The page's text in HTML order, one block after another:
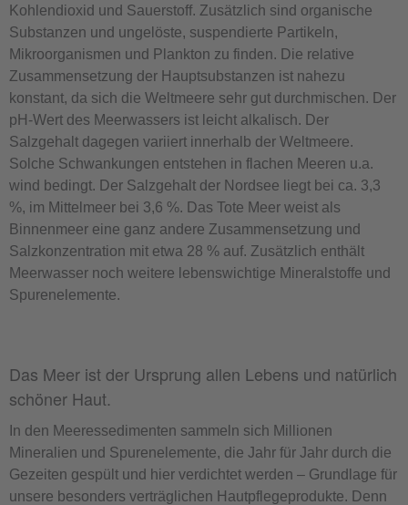
Kohlendioxid und Sauerstoff. Zusätzlich sind organische
Substanzen und ungelöste, suspendierte Partikeln,
Mikroorganismen und Plankton zu finden. Die relative
Zusammensetzung der Hauptsubstanzen ist nahezu
konstant, da sich die Weltmeere sehr gut durchmischen. Der
pH-Wert des Meerwassers ist leicht alkalisch. Der
Salzgehalt dagegen variiert innerhalb der Weltmeere.
Solche Schwankungen entstehen in flachen Meeren u.a.
wind bedingt. Der Salzgehalt der Nordsee liegt bei ca. 3,3
%, im Mittelmeer bei 3,6 %. Das Tote Meer weist als
Binnenmeer eine ganz andere Zusammensetzung und
Salzkonzentration mit etwa 28 % auf. Zusätzlich enthält
Meerwasser noch weitere lebenswichtige Mineralstoffe und
Spurenelemente.
Das Meer ist der Ursprung allen Lebens und natürlich
schöner Haut.
In den Meeressedimenten sammeln sich Millionen
Mineralien und Spurenelemente, die Jahr für Jahr durch die
Gezeiten gespült und hier verdichtet werden – Grundlage für
unsere besonders verträglichen Hautpflegeprodukte. Denn